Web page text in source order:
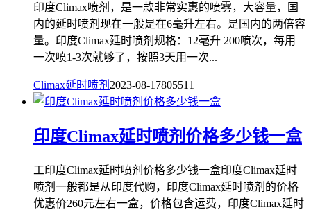
印度Climax喷剂，是一款非常实惠的喷雾，大容量，国
内的延时喷剂现在一般是在6毫升左右。是国内的两倍容
量。印度Climax延时喷剂规格：12毫升 200喷次，每用
一次喷1-3次就够了，按照3天用一次...
Climax延时喷剂 2023-08-17805511
印度Climax延时喷剂价格多少钱一盒
工印度Climax延时喷剂价格多少钱一盒印度Climax延时
喷剂一般都是从印度代购，印度Climax延时喷剂的价格
优惠价260元左右一盒，价格包含运费，印度Climax延时